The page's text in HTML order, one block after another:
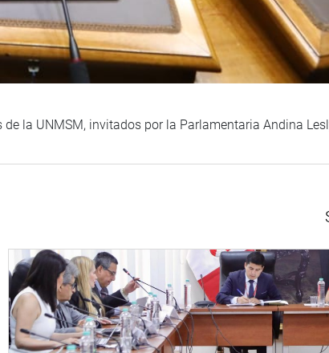
la UNMSM, invitados por la Parlamentaria Andina